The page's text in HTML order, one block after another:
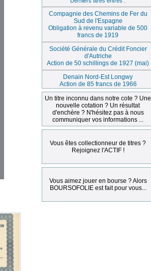
Compagnie des Chemins de Fer du
Sud de l'Espagne
Obligation à revenu variable de 500
francs de 1919
Société Générale du Crédit Foncier
d'Autriche
Action de 50 schillings de 1927 (mai)
Denain Nord-Est Longwy
Action de 85 francs de 1966
Un titre inconnu dans notre cote ? Une
nouvelle cotation ? Un résultat
d'enchère ? N'hésitez pas à nous
communiquer vos informations ...
Vous êtes collectionneur de titres ?
Rejoignez l'ACTIF !
Vous aimez jouer en bourse ? Alors
BOURSOFOLIE est fait pour vous...